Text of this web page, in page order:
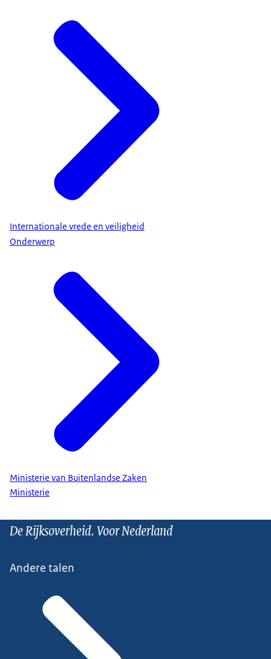
Internationale vrede en veiligheid
Onderwerp
Ministerie van Buitenlandse Zaken
Ministerie
De Rijksoverheid. Voor Nederland
Andere talen